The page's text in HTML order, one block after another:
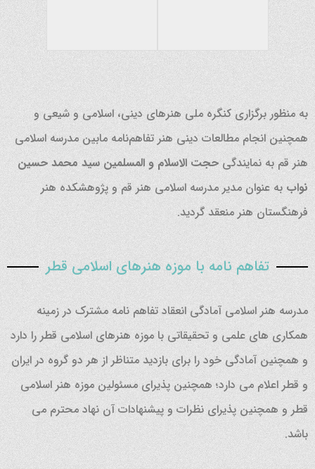
به منظور برگزاری کنگره ملی هنرهای دینی، اسلامی و شیعی و
همچنین انجام مطالعات دینی هنر تفاهم‌نامه مابین مدرسه اسلامی
هنر قم به نمایندگیحجت الاسلام و المسلمین سید محمد حسین
نواب به عنوان مدیر مدرسه اسلامی هنر قم و پژوهشکده هنر
فرهنگستان هنر منعقد گردید.
تفاهم نامه با موزه هنرهای اسلامی قطر
مدرسه هنر اسلامی آمادگی انعقاد تفاهم نامه مشترک در زمینه
همکاری های علمی و تحقیقاتی با موزه هنرهای اسلامی قطر را دارد
و همچنین آمادگی خود را برای بازدید متناظر از هر دو گروه در ایران
و قطر اعلام می دارد؛ همچنین پذیرای مسئولین موزه هنر اسلامی
قطر و همچنین پذیرای نظرات و پیشنهادات آن نهاد محترم می
باشد.